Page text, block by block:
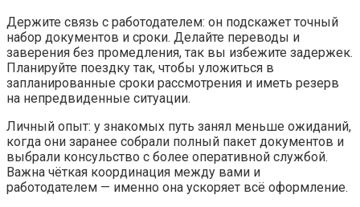
Держите связь с работодателем: он подскажет точный
набор документов и сроки. Делайте переводы и
заверения без промедления, так вы избежите задержек.
Планируйте поездку так, чтобы уложиться в
запланированные сроки рассмотрения и иметь резерв
на непредвиденные ситуации.
Личный опыт: у знакомых путь занял меньше ожиданий,
когда они заранее собрали полный пакет документов и
выбрали консульство с более оперативной службой.
Важна чёткая координация между вами и
работодателем — именно она ускоряет всё оформление.